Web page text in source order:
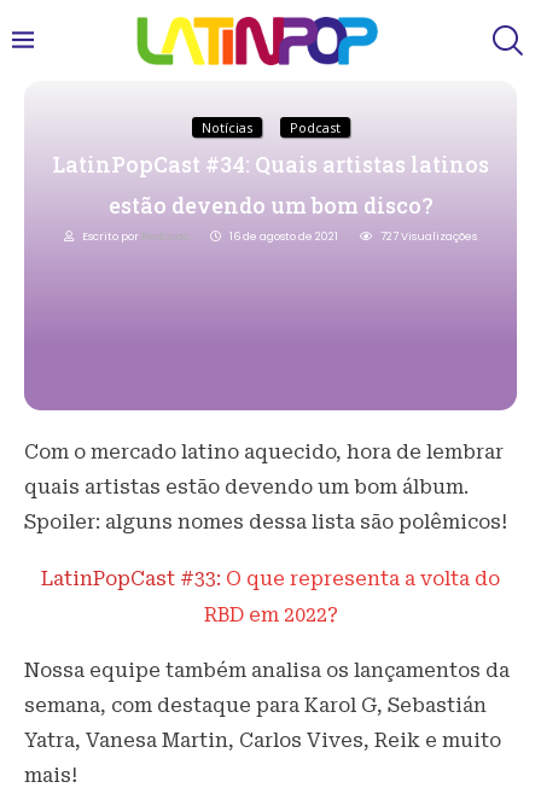
Notícias Podcast
LatinPopCast #34: Quais artistas latinos
estão devendo um bom disco?
Escrito por Redacao 16 de agosto de 2021 727Visualizações
Com o mercado latino aquecido, hora de lembrar
quais artistas estão devendo um bom álbum.
Spoiler: alguns nomes dessa lista são polêmicos!
LatinPopCast #33: O que representa a volta do
RBD em 2022?
Nossa equipe também analisa os lançamentos da
semana, com destaque para Karol G, Sebastián
Yatra, Vanesa Martin, Carlos Vives, Reik e muito
mais!